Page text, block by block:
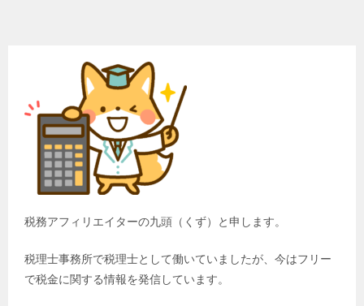
税務アフィリエイターの九頭（くず）と申します。
税理士事務所で税理士として働いていましたが、今はフリー
で税金に関する情報を発信しています。